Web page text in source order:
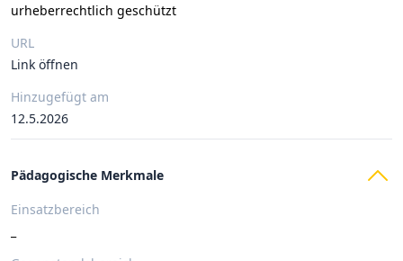
urheberrechtlich geschützt
URL
Link öffnen
Hinzugefügt am
12.5.2026
Pädagogische Merkmale
Einsatzbereich